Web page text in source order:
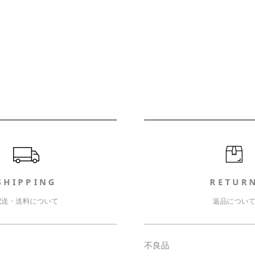
送・送料について
RETURN
返品について
不良品